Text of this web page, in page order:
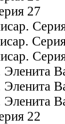
27
22